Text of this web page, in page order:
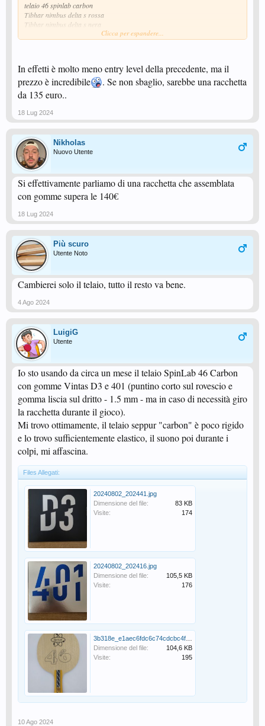
telaio 46 spinlab carbon
Tibhar nimbus delta s rossa
Tibhar nimbus delta s nera
Clicca per espandere...
In effetti è molto meno entry level della precedente, ma il
prezzo è incredibile
. Se non sbaglio, sarebbe una racchetta
da 135 euro..
18 Lug 2024
Nikholas
Nuovo Utente
Si effettivamente parliamo di una racchetta che assemblata
con gomme supera le 140€
18 Lug 2024
Più scuro
Utente Noto
Cambierei solo il telaio, tutto il resto va bene.
4 Ago 2024
LuigiG
Utente
Io sto usando da circa un mese il telaio SpinLab 46 Carbon
con gomme Vintas D3 e 401 (puntino corto sul rovescio e
gomma liscia sul dritto - 1.5 mm - ma in caso di necessità giro
la racchetta durante il gioco).
Mi trovo ottimamente, il telaio seppur "carbon" è poco rigido
e lo trovo sufficientemente elastico, il suono poi durante i
colpi, mi affascina.
Files Allegati:
20240802_202441.jpg
Dimensione del file:
83 KB
Visite:
174
20240802_202416.jpg
Dimensione del file:
105,5 KB
Visite:
176
Dimensione del file:
104,6 KB
Visite:
195
10 Ago 2024